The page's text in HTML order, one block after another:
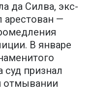
да Силва, экс-
арестован —
В январе
суд признал
отмывании